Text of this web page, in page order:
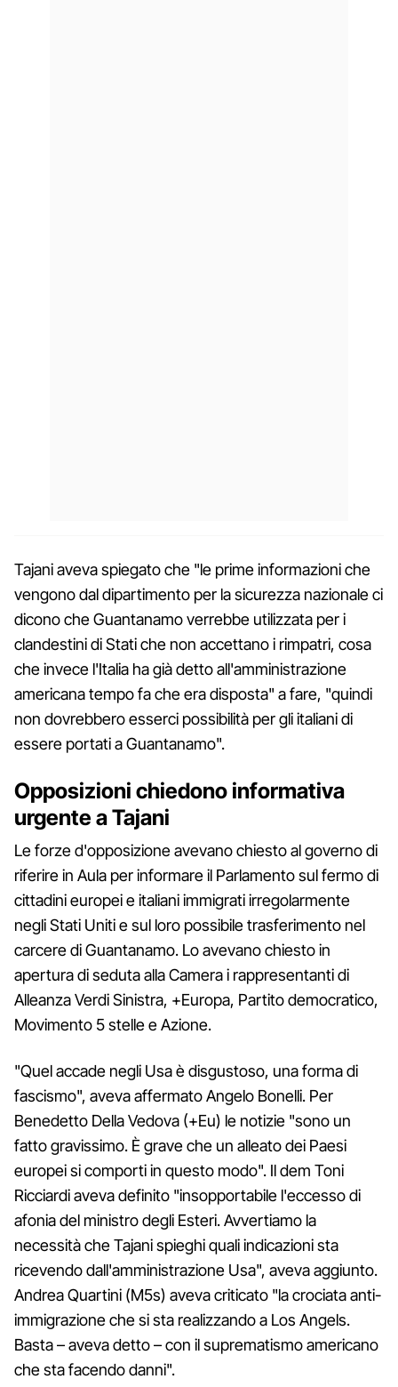
Tajani aveva spiegato che "le prime informazioni che
vengono dal dipartimento per la sicurezza nazionale ci
dicono che Guantanamo verrebbe utilizzata per i
clandestini di Stati che non accettano i rimpatri, cosa
che invece l'Italia ha già detto all'amministrazione
americana tempo fa che era disposta" a fare, "quindi
non dovrebbero esserci possibilità per gli italiani di
essere portati a Guantanamo".
Opposizioni chiedono informativa
urgente a Tajani
Le forze d'opposizione avevano chiesto al governo di
riferire in Aula per informare il Parlamento sul fermo di
cittadini europei e italiani immigrati irregolarmente
negli Stati Uniti e sul loro possibile trasferimento nel
carcere di Guantanamo. Lo avevano chiesto in
apertura di seduta alla Camera i rappresentanti di
Alleanza Verdi Sinistra, +Europa, Partito democratico,
Movimento 5 stelle e Azione.
"Quel accade negli Usa è disgustoso, una forma di
fascismo", aveva affermato Angelo Bonelli. Per
Benedetto Della Vedova (+Eu) le notizie "sono un
fatto gravissimo. È grave che un alleato dei Paesi
europei si comporti in questo modo". Il dem Toni
Ricciardi aveva definito "insopportabile l'eccesso di
afonia del ministro degli Esteri. Avvertiamo la
necessità che Tajani spieghi quali indicazioni sta
ricevendo dall'amministrazione Usa", aveva aggiunto.
Andrea Quartini (M5s) aveva criticato "la crociata anti-
immigrazione che si sta realizzando a Los Angels.
Basta – aveva detto – con il suprematismo americano
che sta facendo danni".